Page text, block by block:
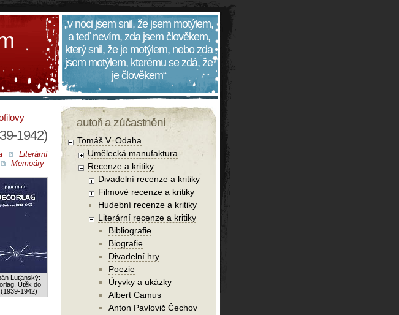
„v noci jsem snil, že jsem motýlem,
a teď nevím, zda jsem člověkem,
který snil, že je motýlem, nebo zda
jsem motýlem, kterému se zdá, že
je člověkem“
1942)
Literární
Memoáry
Luťanský:
Útěk do
1942)
autoři a zúčastnění
Tomáš V. Odaha
Umělecká manufaktura
Recenze a kritiky
Divadelní recenze a kritiky
Filmové recenze a kritiky
Hudební recenze a kritiky
Literární recenze a kritiky
Bibliografie
Biografie
Divadelní hry
Poezie
Úryvky a ukázky
Albert Camus
Anton Pavlovič Čechov